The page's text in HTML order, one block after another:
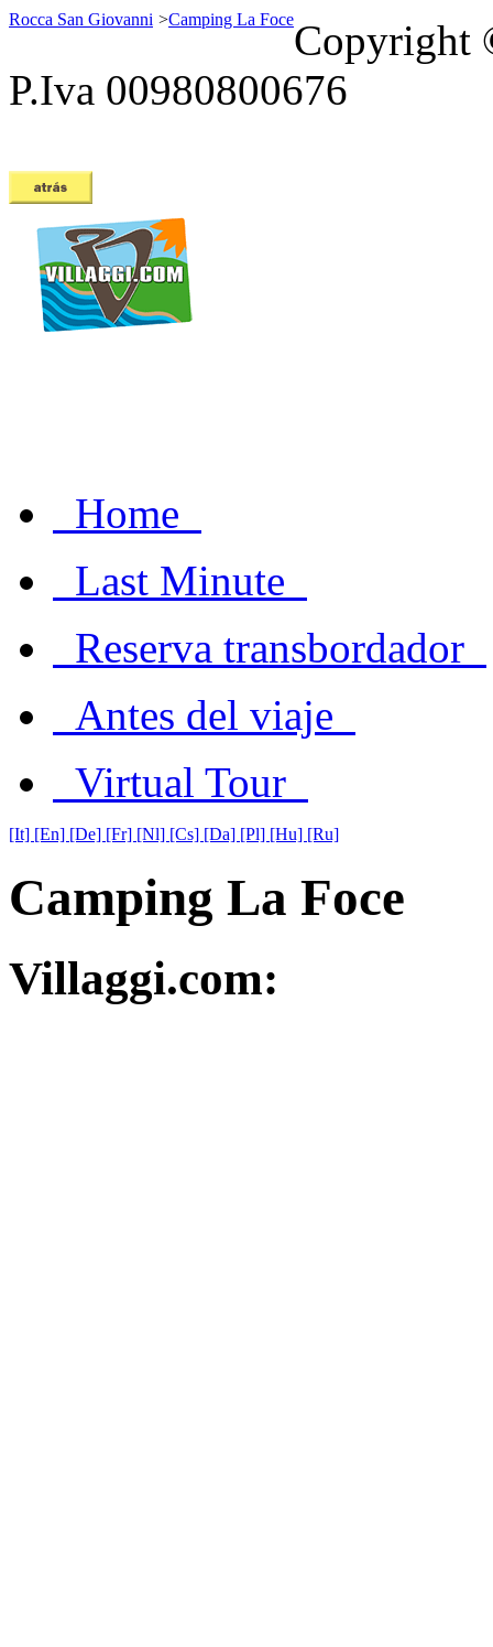
Rocca San Giovanni >Camping La FoceCopyright
P.Iva 00980800676
Home
Last Minute
Reserva transbordador
Antes del viaje
Virtual Tour
[It] [En] [De] [Fr] [Nl] [Cs] [Da] [Pl] [Hu] [Ru]
Camping La Foce
Villaggi.com: